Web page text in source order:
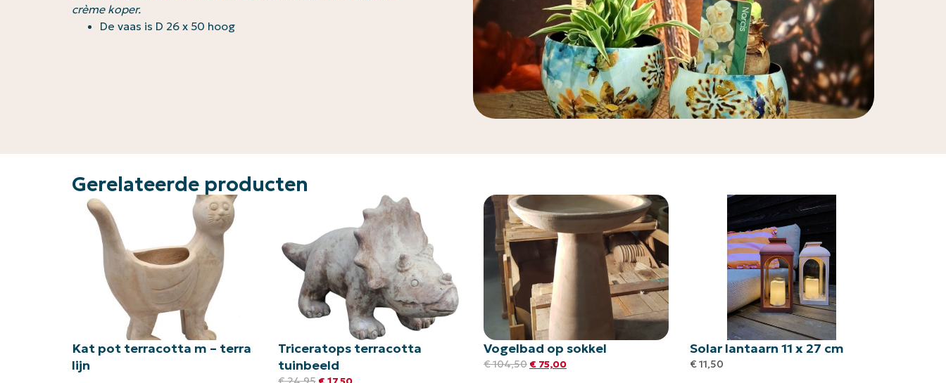
crème koper.
De vaas is D 26 x 50 hoog
Gerelateerde producten
Kat pot terracotta m – terra
lijn
Triceratops terracotta
tuinbeeld
Vogelbad op sokkel
€104,50 € 75,00
Solar lantaarn 11 x 27 cm
€11,50